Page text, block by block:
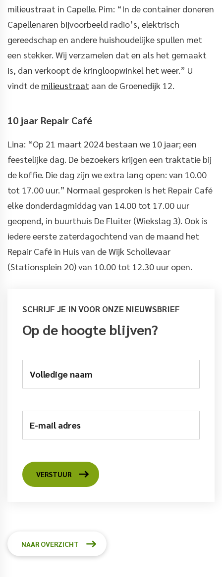
milieustraat in Capelle. Pim: “In de container doneren
Capellenaren bijvoorbeeld radio’s, elektrisch
gereedschap en andere huishoudelijke spullen met
een stekker. Wij verzamelen dat en als het gemaakt
is, dan verkoopt de kringloopwinkel het weer.” U
vindt de milieustraat aan de Groenedijk 12.
10 jaar Repair Café
Lina: “Op 21 maart 2024 bestaan we 10 jaar; een
feestelijke dag. De bezoekers krijgen een traktatie bij
de koffie. Die dag zijn we extra lang open: van 10.00
tot 17.00 uur.” Normaal gesproken is het Repair Café
elke donderdagmiddag van 14.00 tot 17.00 uur
geopend, in buurthuis De Fluiter (Wiekslag 3). Ook is
iedere eerste zaterdagochtend van de maand het
Repair Café in Huis van de Wijk Schollevaar
(Stationsplein 20) van 10.00 tot 12.30 uur open.
SCHRIJF JE IN VOOR ONZE NIEUWSBRIEF
Op de hoogte blijven?
Volledige naam
E-mail adres
VERSTUUR
NAAR OVERZICHT